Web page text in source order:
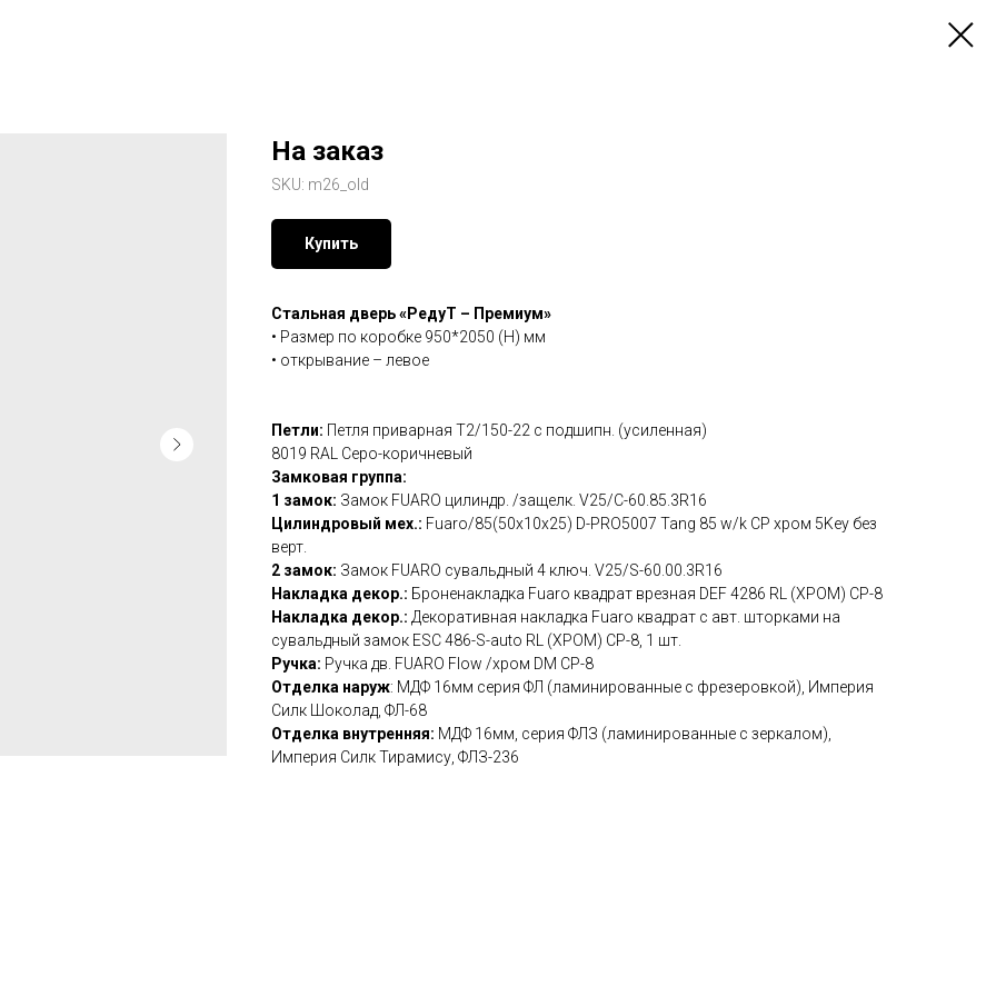
На заказ
SKU: m26_old
Купить
Стальная дверь «РедуТ – Премиум»
• Размер по коробке 950*2050 (Н) мм
• открывание – левое
Петли: Петля приварная Т2/150-22 с подшипн. (усиленная)
8019 RAL Серо-коричневый
Замковая группа:
1 замок: Замок FUARO цилиндр. /защелк. V25/С-60.85.3R16
Цилиндровый мех.: Fuaro/85(50х10х25) D-PRO5007 Tang 85 w/k CP хром 5Key без
верт.
2 замок: Замок FUARO сувальдный 4 ключ. V25/S-60.00.3R16
Накладка декор.: Броненакладка Fuaro квадрат врезная DEF 4286 RL (ХРОМ) CP-8
Накладка декор.: Декоративная накладка Fuaro квадрат с авт. шторками на
сувальдный замок ESC 486-S-auto RL (ХРОМ) СР-8, 1 шт.
Ручка: Ручка дв. FUARO Flow /хром DM CP-8
Отделка наруж: МДФ 16мм серия ФЛ (ламинированные с фрезеровкой), Империя
Силк Шоколад, ФЛ-68
Отделка внутренняя: МДФ 16мм, серия ФЛЗ (ламинированные с зеркалом),
Империя Силк Тирамису, ФЛЗ-236